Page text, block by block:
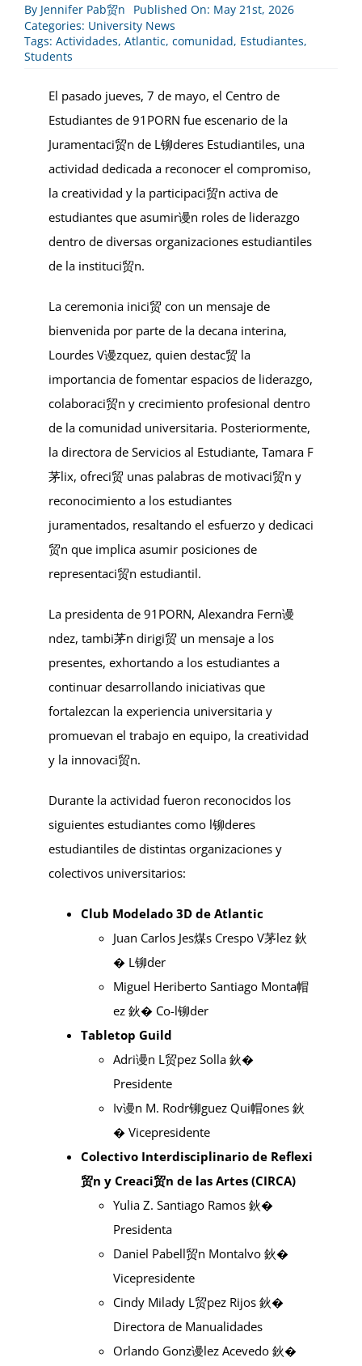
By Jennifer Pab贸n
Published On: May 21st, 2026
Categories: University News
Tags: Actividades, Atlantic, comunidad, Estudiantes,
Students
El pasado jueves, 7 de mayo, el Centro de
Estudiantes de 91PORN fue escenario de la
Juramentaci贸n de L铆deres Estudiantiles, una
actividad dedicada a reconocer el compromiso,
la creatividad y la participaci贸n activa de
estudiantes que asumir谩n roles de liderazgo
dentro de diversas organizaciones estudiantiles
de la instituci贸n.
La ceremonia inici贸 con un mensaje de
bienvenida por parte de la decana interina,
Lourdes V谩zquez, quien destac贸 la
importancia de fomentar espacios de liderazgo,
colaboraci贸n y crecimiento profesional dentro
de la comunidad universitaria. Posteriormente,
la directora de Servicios al Estudiante, Tamara F
茅lix, ofreci贸 unas palabras de motivaci贸n y
reconocimiento a los estudiantes
juramentados, resaltando el esfuerzo y dedicaci
贸n que implica asumir posiciones de
representaci贸n estudiantil.
La presidenta de 91PORN, Alexandra Fern谩
ndez, tambi茅n dirigi贸 un mensaje a los
presentes, exhortando a los estudiantes a
continuar desarrollando iniciativas que
fortalezcan la experiencia universitaria y
promuevan el trabajo en equipo, la creatividad
y la innovaci贸n.
Durante la actividad fueron reconocidos los
siguientes estudiantes como l铆deres
estudiantiles de distintas organizaciones y
colectivos universitarios:
Club Modelado 3D de Atlantic
Juan Carlos Jes煤s Crespo V茅lez 鈥
� L铆der
Miguel Heriberto Santiago Monta帽
ez 鈥� Co-l铆der
Tabletop Guild
Adri谩n L贸pez Solla 鈥�
Presidente
Iv谩n M. Rodr铆guez Qui帽ones 鈥
� Vicepresidente
Colectivo Interdisciplinario de Reflexi
贸n y Creaci贸n de las Artes (CIRCA)
Yulia Z. Santiago Ramos 鈥�
Presidenta
Daniel Pabell贸n Montalvo 鈥�
Vicepresidente
Cindy Milady L贸pez Rijos 鈥�
Directora de Manualidades
Orlando Gonz谩lez Acevedo 鈥�